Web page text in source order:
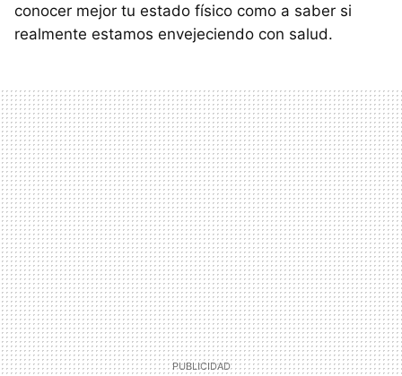
conocer mejor tu estado físico como a saber si
realmente estamos envejeciendo con salud.